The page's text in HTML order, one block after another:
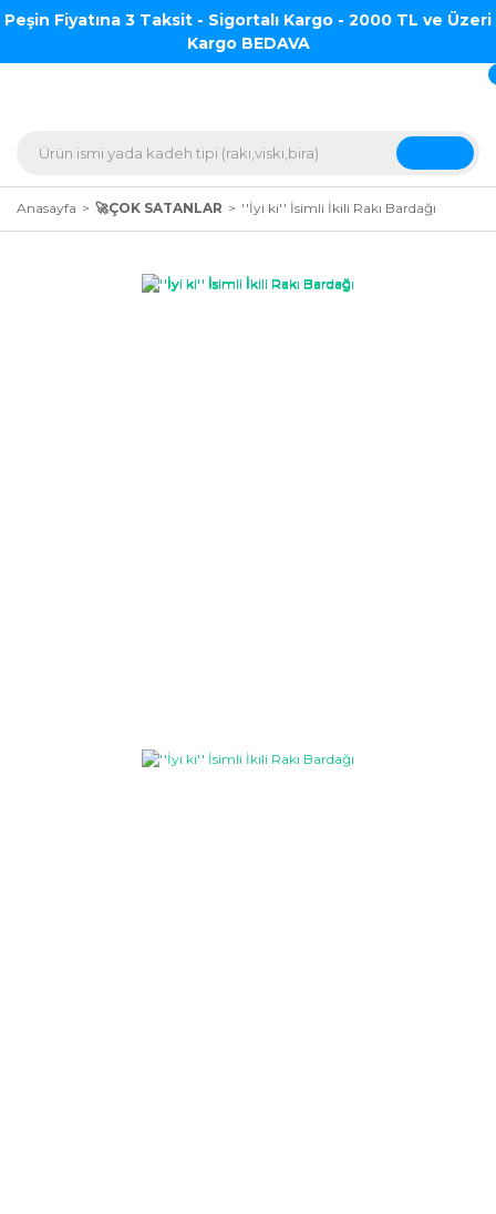
Peşin Fiyatına 3 Taksit - Sigortalı Kargo - 2000 TL ve Üzeri
Kargo BEDAVA
Anasayfa 🚀ÇOK SATANLAR ''İyi ki'' İsimli İkili Rakı Bardağı